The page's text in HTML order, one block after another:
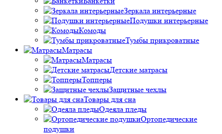
Зеркала интерьерные
Подушки интерьерные
Комоды
Тумбы прикроватные
Матрасы
Матрасы
Детские матрасы
Топперы
Защитные чехлы
Товары для сна
Одеяла пледы
Ортопедические
подушки